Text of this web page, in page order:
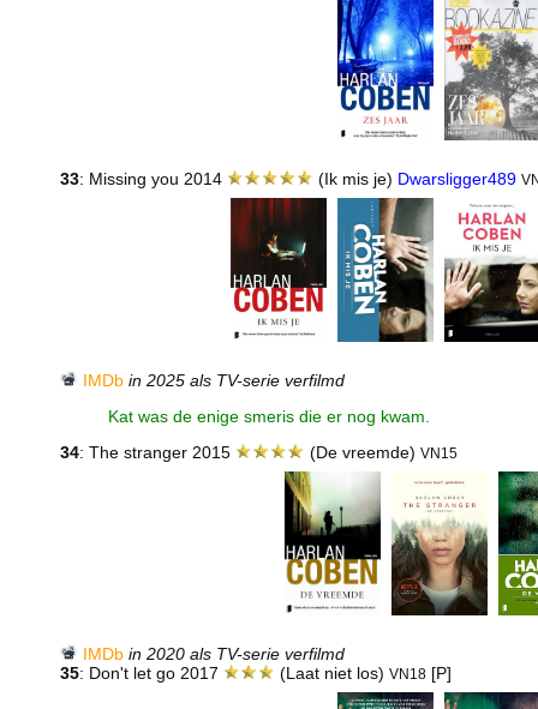
33: Missing you 2014 (Ik mis je) Dwarsligger489
IMDb in 2025 als TV-serie verfilmd
Kat was de enige smeris die er nog kwam.
34: The stranger 2015 (De vreemde) VN15
IMDb in 2020 als TV-serie verfilmd
35: Don't let go 2017 (Laat niet los)VN18 [P]